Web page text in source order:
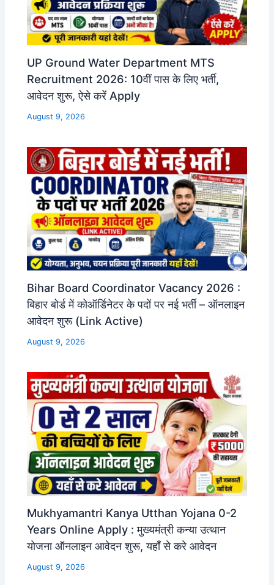
UP Ground Water Department MTS
Recruitment 2026: 10वीं पास के लिए भर्ती,
आवेदन शुरू, ऐसे करें Apply
August 9, 2026
Bihar Board Coordinator Vacancy 2026 :
बिहार बोर्ड में कोऑर्डिनेटर के पदों पर नई भर्ती – ऑनलाइन
आवेदन शुरू (Link Active)
August 9, 2026
Mukhyamantri Kanya Utthan Yojana 0-2
Years Online Apply : मुख्यमंत्री कन्या उत्थान
योजना ऑनलाइन आवेदन शुरू, यहाँ से करे आवेदन
August 9, 2026